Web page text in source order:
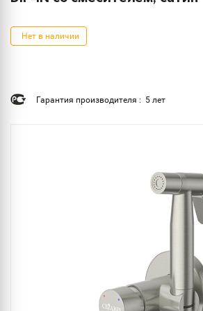
Нет в наличии
Гарантия производителя : 5 лет